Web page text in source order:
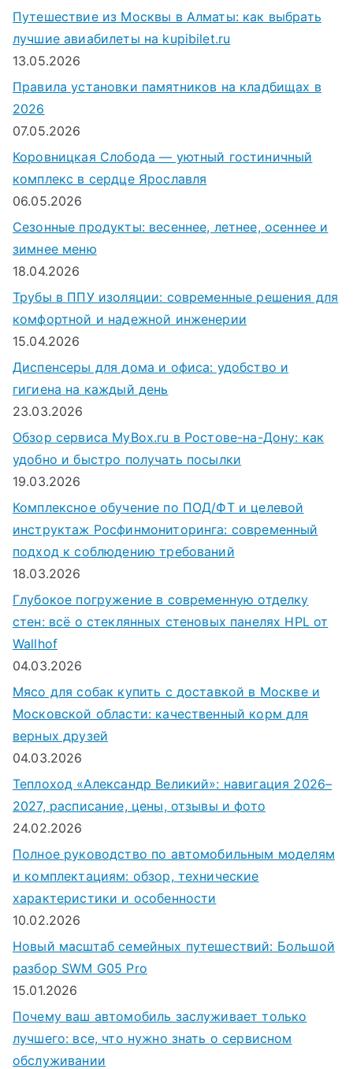
Путешествие из Москвы в Алматы: как выбрать
лучшие авиабилеты на kupibilet.ru
13.05.2026
Правила установки памятников на кладбищах в
2026
07.05.2026
Коровницкая Слобода — уютный гостиничный
комплекс в сердце Ярославля
06.05.2026
Сезонные продукты: весеннее, летнее, осеннее и
зимнее меню
18.04.2026
Трубы в ППУ изоляции: современные решения для
комфортной и надежной инженерии
15.04.2026
Диспенсеры для дома и офиса: удобство и
гигиена на каждый день
23.03.2026
Обзор сервиса MyBox.ru в Ростове-на-Дону: как
удобно и быстро получать посылки
19.03.2026
Комплексное обучение по ПОД/ФТ и целевой
инструктаж Росфинмониторинга: современный
подход к соблюдению требований
18.03.2026
Глубокое погружение в современную отделку
стен: всё о стеклянных стеновых панелях HPL от
Wallhof
04.03.2026
Мясо для собак купить с доставкой в Москве и
Московской области: качественный корм для
верных друзей
04.03.2026
Теплоход «Александр Великий»: навигация 2026–
2027, расписание, цены, отзывы и фото
24.02.2026
Полное руководство по автомобильным моделям
и комплектациям: обзор, технические
характеристики и особенности
10.02.2026
Новый масштаб семейных путешествий: Большой
разбор SWM G05 Pro
15.01.2026
Почему ваш автомобиль заслуживает только
лучшего: все, что нужно знать о сервисном
обслуживании